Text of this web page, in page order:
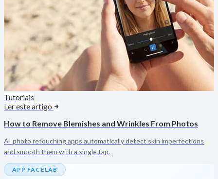
Tutoriais
Ler este artigo
How to Remove Blemishes and Wrinkles From Photos
AI photo retouching apps automatically detect skin imperfections
and smooth them with a single tap.
APP FACELAB